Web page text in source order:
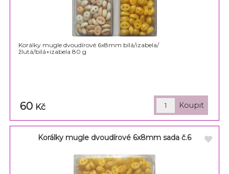
Korálky mugle dvoudírové 6x8mm bílá/izabela/
žlutá/bílá+izabela 80 g
60 Kč
Korálky mugle dvoudírové 6x8mm sada č.6